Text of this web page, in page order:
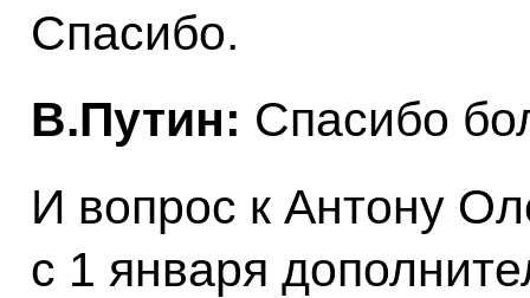
Спасибо.
В.Путин: Спасибо
И вопрос к Антону
с 1 января